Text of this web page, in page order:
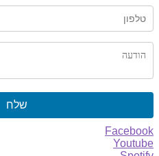
שלח
Facebook
Youtube